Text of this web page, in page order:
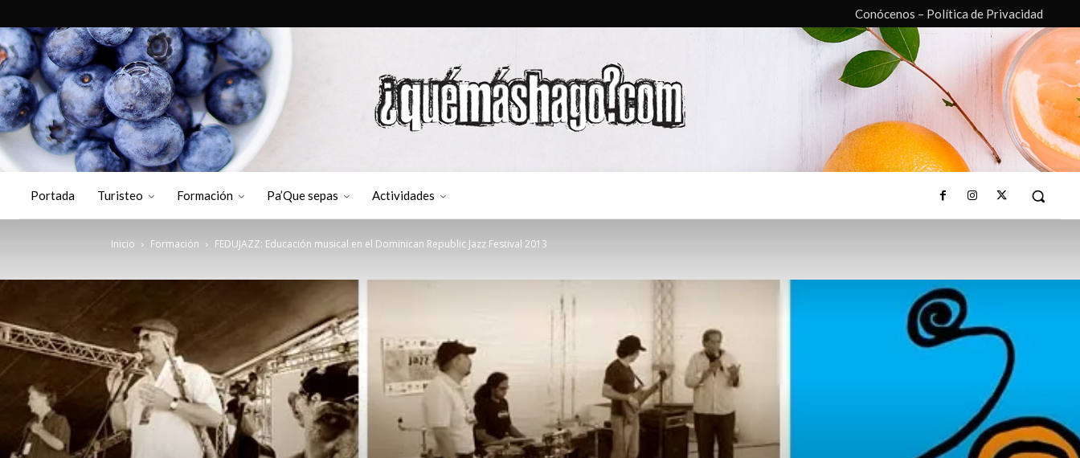
Conócenos – Política de Privacidad
Portada Turisteo Formación Pa’Que sepas Actividades
Inicio Formación FEDUJAZZ: Educación musical en el Dominican Republic Jazz Festival 2013